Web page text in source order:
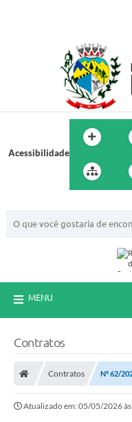
Acessibilidade
MENU
Contratos
Contratos Nº 62/
Atualizado em: 05/05/2026